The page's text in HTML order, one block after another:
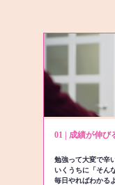
01 | 成績が伸び
勉強って大変で辛
いくうちに「そん
毎日やればわかる